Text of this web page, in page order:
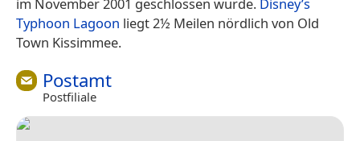
Typhoon Lagoon liegt 2½ Meilen nördlich von Old
Town Kissimmee.
Postamt
Postfiliale